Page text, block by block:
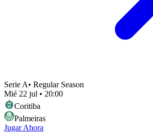
Serie A• Regular Season
Mié 22 jul • 20:00
Coritiba
Palmeiras
Jugar Ahora